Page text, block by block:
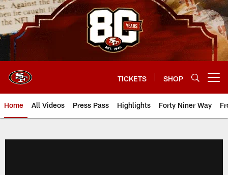
Skip
to
main
content
TICKETS SHOP
Home All Videos Press Pass Highlights Forty Niner Way